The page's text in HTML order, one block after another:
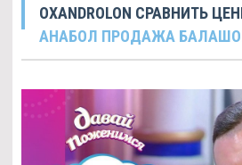
OXANDROLON СРАВНИТЬ
АНАБОЛ ПРОДАЖА